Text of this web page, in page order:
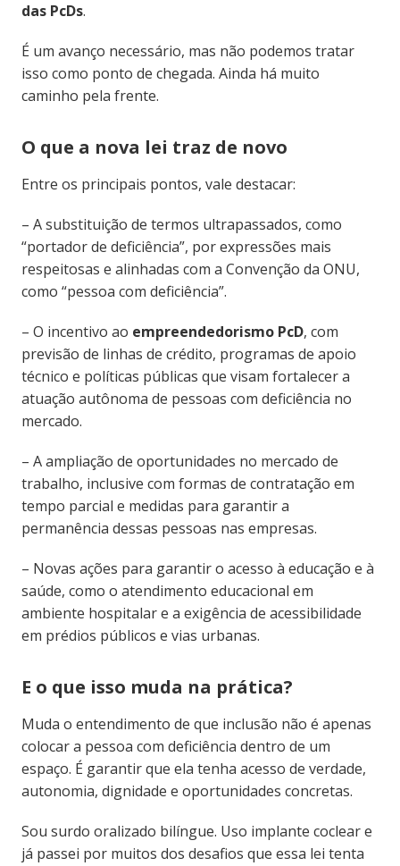
das PcDs.
É um avanço necessário, mas não podemos tratar
isso como ponto de chegada. Ainda há muito
caminho pela frente.
O que a nova lei traz de novo
Entre os principais pontos, vale destacar:
– A substituição de termos ultrapassados, como
“portador de deficiência”, por expressões mais
respeitosas e alinhadas com a Convenção da ONU,
como “pessoa com deficiência”.
– O incentivo ao empreendedorismo PcD, com
previsão de linhas de crédito, programas de apoio
técnico e políticas públicas que visam fortalecer a
atuação autônoma de pessoas com deficiência no
mercado.
– A ampliação de oportunidades no mercado de
trabalho, inclusive com formas de contratação em
tempo parcial e medidas para garantir a
permanência dessas pessoas nas empresas.
– Novas ações para garantir o acesso à educação e à
saúde, como o atendimento educacional em
ambiente hospitalar e a exigência de acessibilidade
em prédios públicos e vias urbanas.
E o que isso muda na prática?
Muda o entendimento de que inclusão não é apenas
colocar a pessoa com deficiência dentro de um
espaço. É garantir que ela tenha acesso de verdade,
autonomia, dignidade e oportunidades concretas.
Sou surdo oralizado bilíngue. Uso implante coclear e
já passei por muitos dos desafios que essa lei tenta